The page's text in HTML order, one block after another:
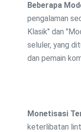
Beberapa
pengalaman
Klasik" dan
seluler, yang
dan pemain
Monetisasi
keterlibatan